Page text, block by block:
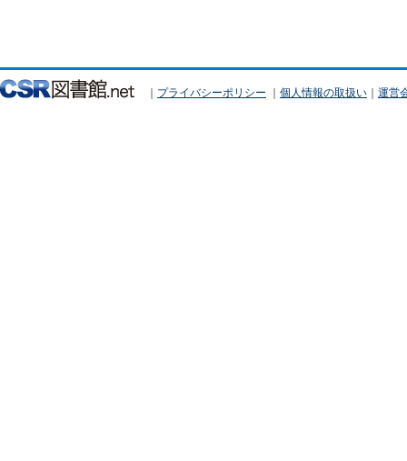
｜ プライバシーポリシー ｜ 個人情報の取扱い ｜ 運営